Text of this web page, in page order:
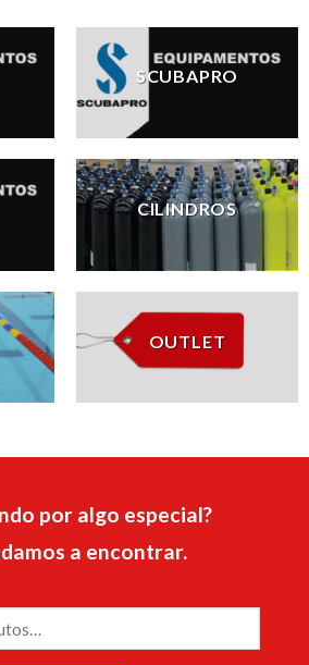
SCUBAPRO
CILINDROS
OUTLET
por algo especial?
a encontrar.